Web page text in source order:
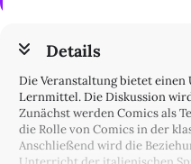
Details
Die Veranstaltung bietet
Lernmittel. Die Diskussion
Zunächst werden Comics als
die Rolle von Comics in der
Anschließend wird die